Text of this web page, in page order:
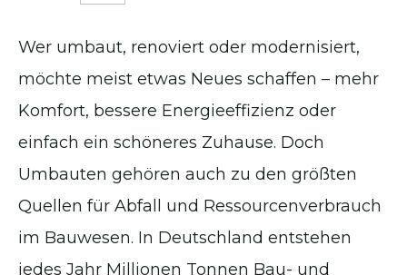
Wer umbaut, renoviert oder modernisiert,
möchte meist etwas Neues schaffen – mehr
Komfort, bessere Energieeffizienz oder
einfach ein schöneres Zuhause. Doch
Umbauten gehören auch zu den größten
Quellen für Abfall und Ressourcenverbrauch
im Bauwesen. In Deutschland entstehen
jedes Jahr Millionen Tonnen Bau- und